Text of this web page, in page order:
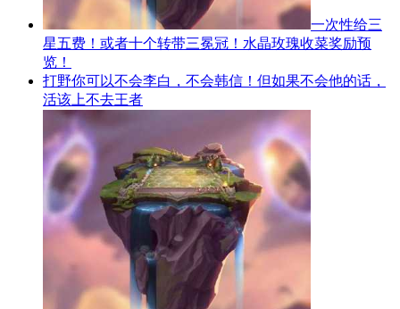
一次性给三
星五费！或者十个转带三冕冠！水晶玫瑰收菜奖励预
览！
打野你可以不会李白，不会韩信！但如果不会他的话，
活该上不去王者